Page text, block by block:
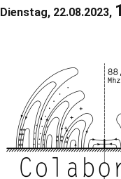
Dienstag, 22.08.2023,